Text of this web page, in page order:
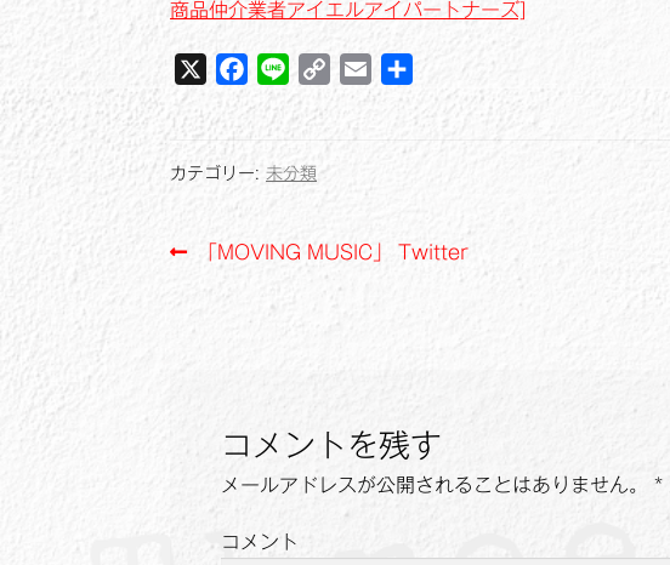
商品仲介業者アイエルアイパートナーズ]
X
c
o
i
n
e
C
n
k
m
カテゴリー:未分類
投
稿
前
「MOVING MUSIC」 Twitter
コメントを残す
メールアドレスが公開されることはありません。 *
コメント